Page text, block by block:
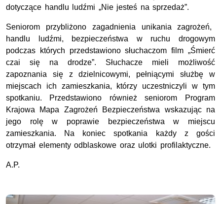
dotyczące handlu ludźmi „Nie jesteś na sprzedaż”.
Seniorom przybliżono zagadnienia unikania zagrożeń,
handlu ludźmi, bezpieczeństwa w ruchu drogowym
podczas których przedstawiono słuchaczom film „Śmierć
czai się na drodze”. Słuchacze mieli możliwość
zapoznania się z dzielnicowymi, pełniącymi służbę w
miejscach ich zamieszkania, którzy uczestniczyli w tym
spotkaniu. Przedstawiono również seniorom Program
Krajowa Mapa Zagrożeń Bezpieczeństwa wskazując na
jego rolę w poprawie bezpieczeństwa w miejscu
zamieszkania. Na koniec spotkania każdy z gości
otrzymał elementy odblaskowe oraz ulotki profilaktyczne.
A.P.